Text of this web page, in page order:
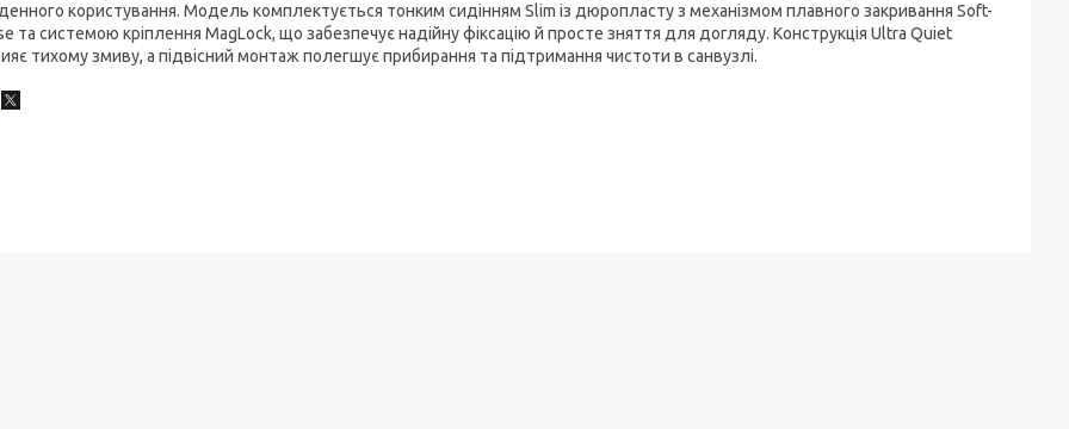
користування. Модель комплектується тонким сидінням Slim із дюропласту з механізмом плавного закривання Soft-
та системою кріплення MagLock, що забезпечує надійну фіксацію й просте зняття для догляду. Конструкція Ultra Quiet
тихому змиву, а підвісний монтаж полегшує прибирання та підтримання чистоти в санвузлі.